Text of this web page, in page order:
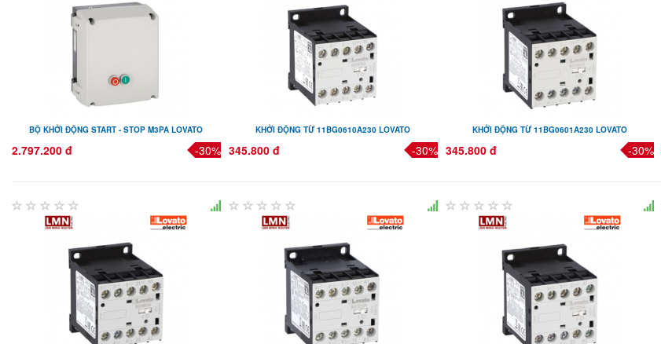
BỘ KHỞI ĐỘNG START - STOP M3PA LOVATO
2.797.200 đ -30%
KHỞI ĐỘNG TỪ 11BG0610A230 LOVATO
345.800 đ -30%
KHỞI ĐỘNG TỪ 11BG0601A230 LOVATO
345.800 đ -30%